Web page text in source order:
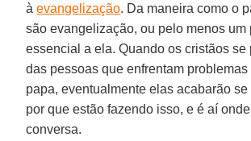
àevangelização. Da maneira como o
são evangelização, ou pelo menos um
essencial a ela. Quando os cristãos se
das pessoas que enfrentam
papa, eventualmente elas acabarão
por que estão fazendo isso, e é aí
conversa.